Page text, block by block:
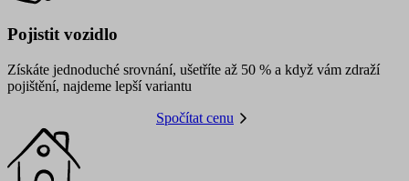
Pojistit vozidlo
Získáte jednoduché srovnání, ušetříte až 50 % a když vám zdraží
pojištění, najdeme lepší variantu
Spočítat cenu